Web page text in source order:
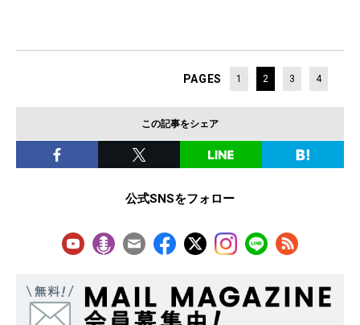
PAGES 1 2 3 4
この記事をシェア
公式SNSをフォロー